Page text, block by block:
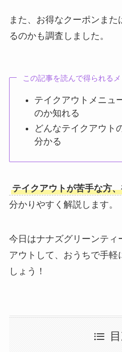
また、お得なクーポンま
るのかも調査しました。
この記事を読んで得られるメ
テイクアウトメニュ
のか知れる
どんなテイクアウト
分かる
テイクアウトが苦手な方
分かりやすく解説します。
今日はナナズグリーンティ
アウトして、おうちで手軽
しょう！